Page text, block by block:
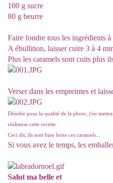
100 g sucre
80 g beurre
Faire fondre tous les ingrédients
A ébullition, laisser cuire 3 à 4
Plus les caramels sont cuits plus
Verser dans les empreintes et
Désolée pour la qualité de la photo, j'en
réaliserai cette recette.
Ceci dit, ils sont bien bons ces caramels...
Si vous avez le temps, les
Salut ma belle et